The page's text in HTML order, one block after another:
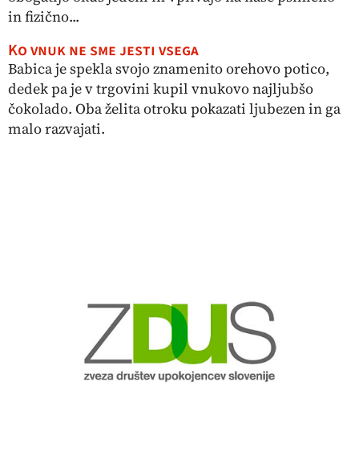
in fizično...
Ko vnuk ne sme jesti vsega
Babica je spekla svojo znamenito orehovo potico,
dedek pa je v trgovini kupil vnukovo najljubšo
čokolado. Oba želita otroku pokazati ljubezen in ga
malo razvajati.